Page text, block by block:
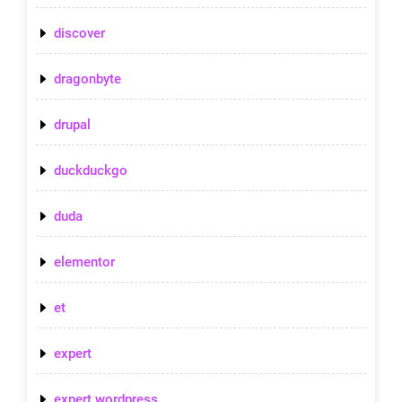
discover
dragonbyte
drupal
duckduckgo
duda
elementor
et
expert